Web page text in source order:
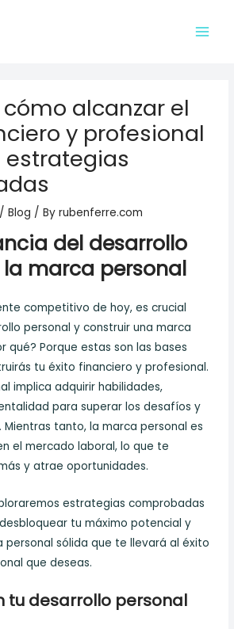
alcanzar el
y profesional
/Blog / Byrubenferre.com
del desarrollo
marca personal
competitivo de hoy, es crucial
personal y construir una marca
qué? Porque estas son las bases
tu éxito financiero y profesional.
implica adquirir habilidades,
para superar los desafíos y
tanto, la marca personal es
el mercado laboral, lo que te
y atrae oportunidades.
estrategias comprobadas
tu máximo potencial y
personal sólida que te llevará al éxito
que deseas.
tu desarrollo personal